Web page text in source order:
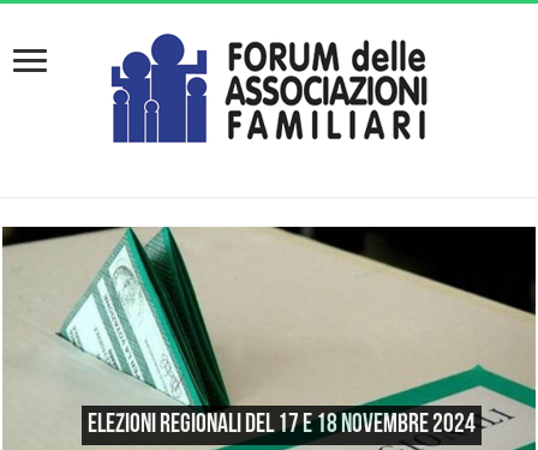
Elezioni regionali del 17 e 18 novembre 2024